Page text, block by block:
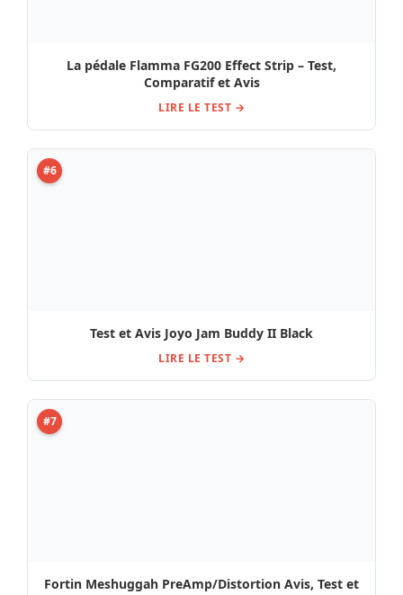
Comparatif et Avis
LIRE LE TEST →
#6
LIRE LE TEST →
#7
Comparatif